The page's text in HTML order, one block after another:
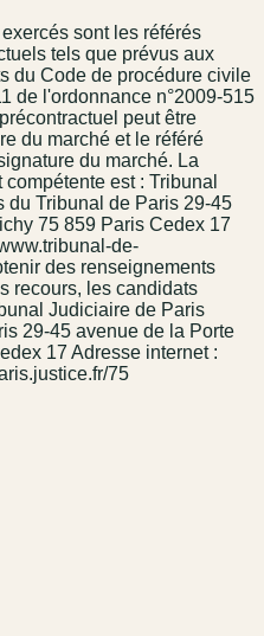
sont les référés
tels que prévus aux
du Code de procédure civile
de l'ordonnance n°2009-515
peut être
du marché et le référé
du marché. La
est : Tribunal
du Tribunal de Paris 29-45
75 859 Paris Cedex 17
de-
des renseignements
recours, les candidats
Judiciaire de Paris
29-45 avenue de la Porte
17 Adresse internet :
75